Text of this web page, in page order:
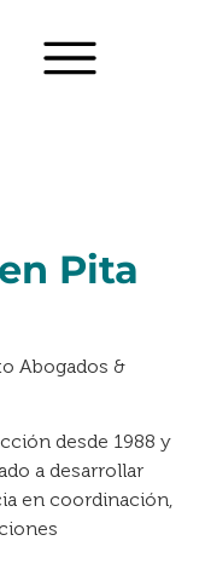
Pita
Abogados &
desde 1988 y
a desarrollar
en coordinación,